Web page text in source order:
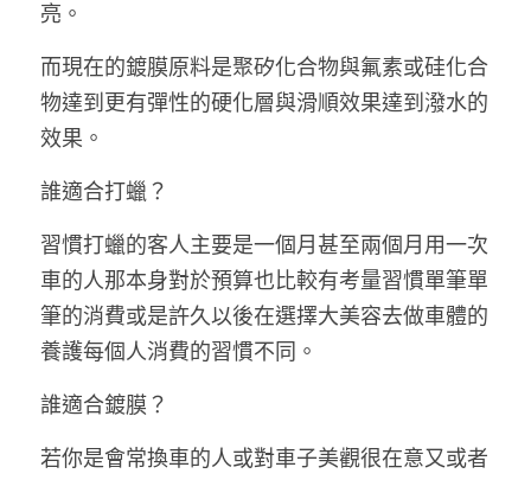
亮。
而現在的鍍膜原料是聚矽化合物與氟素或硅化合
物達到更有彈性的硬化層與滑順效果達到潑水的
效果。
誰適合打蠟？
習慣打蠟的客人主要是一個月甚至兩個月用一次
車的人那本身對於預算也比較有考量習慣單筆單
筆的消費或是許久以後在選擇大美容去做車體的
養護每個人消費的習慣不同。
誰適合鍍膜？
若你是會常換車的人或對車子美觀很在意又或者